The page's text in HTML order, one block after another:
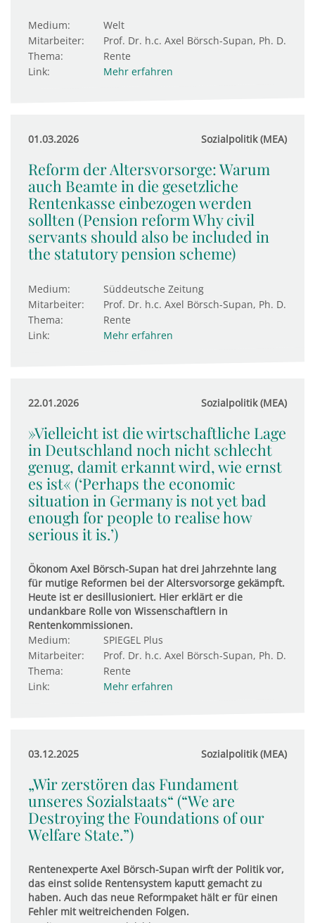
Medium:
Welt
Mitarbeiter:
Prof. Dr. h.c. Axel Börsch-Supan, Ph. D.
Thema:
Rente
Link:
Mehr erfahren
01.03.2026 Sozialpolitik (MEA)
Reform der Altersvorsorge: Warum
auch Beamte in die gesetzliche
Rentenkasse einbezogen werden
sollten (Pension reform Why civil
servants should also be included in
the statutory pension scheme)
Medium:
Süddeutsche Zeitung
Mitarbeiter:
Prof. Dr. h.c. Axel Börsch-Supan, Ph. D.
Thema:
Rente
Link:
Mehr erfahren
22.01.2026 Sozialpolitik (MEA)
»Vielleicht ist die wirtschaftliche Lage
in Deutschland noch nicht schlecht
genug, damit erkannt wird, wie ernst
es ist« (‘Perhaps the economic
situation in Germany is not yet bad
enough for people to realise how
serious it is.’)
Ökonom Axel Börsch-Supan hat drei Jahrzehnte lang
für mutige Reformen bei der Altersvorsorge gekämpft.
Heute ist er desillusioniert. Hier erklärt er die
undankbare Rolle von Wissenschaftlern in
Rentenkommissionen.
Medium:
SPIEGEL Plus
Mitarbeiter:
Prof. Dr. h.c. Axel Börsch-Supan, Ph. D.
Thema:
Rente
Link:
Mehr erfahren
03.12.2025 Sozialpolitik (MEA)
„Wir zerstören das Fundament
unseres Sozialstaats“ (“We are
Destroying the Foundations of our
Welfare State.”)
Rentenexperte Axel Börsch-Supan wirft der Politik vor,
das einst solide Rentensystem kaputt gemacht zu
haben. Auch das neue Reformpaket hält er für einen
Fehler mit weitreichenden Folgen.